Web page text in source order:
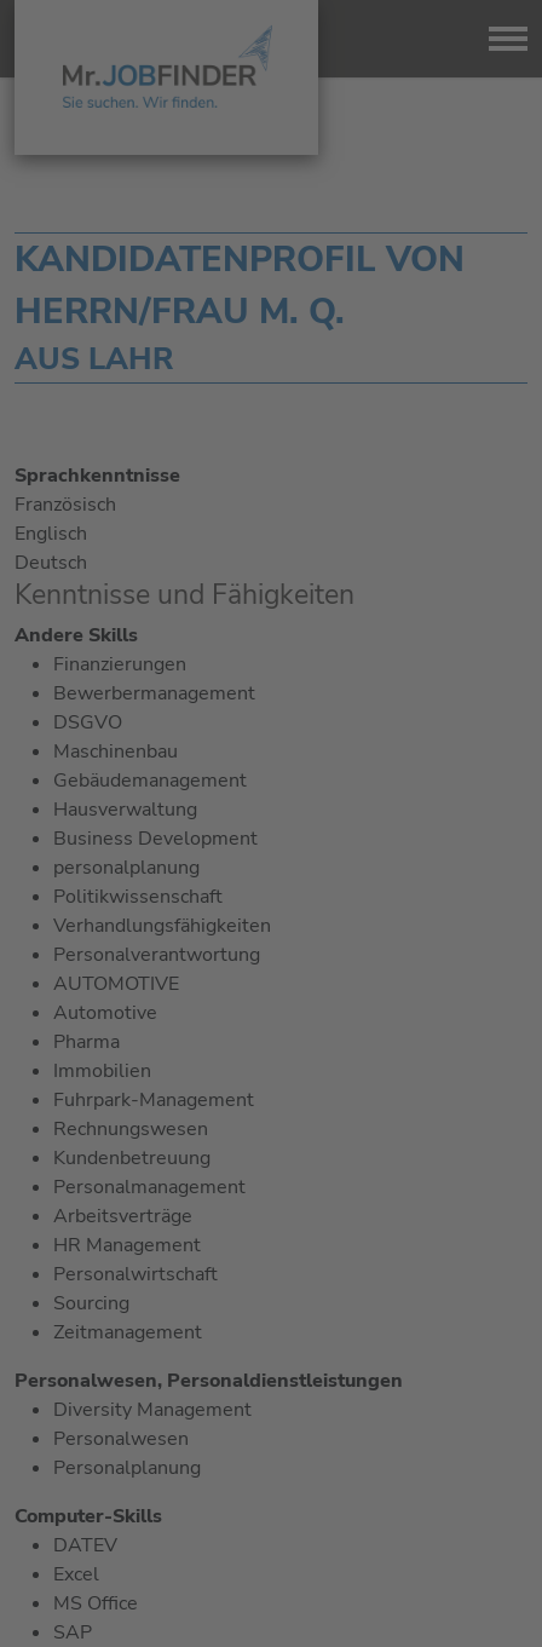
KANDIDATENPROFIL VON
HERRN/FRAU M. Q.
AUS LAHR
Sprachkenntnisse
Französisch
Englisch
Deutsch
Kenntnisse und Fähigkeiten
Andere Skills
Finanzierungen
Bewerbermanagement
DSGVO
Maschinenbau
Gebäudemanagement
Hausverwaltung
Business Development
personalplanung
Politikwissenschaft
Verhandlungsfähigkeiten
Personalverantwortung
AUTOMOTIVE
Automotive
Pharma
Immobilien
Fuhrpark-Management
Rechnungswesen
Kundenbetreuung
Personalmanagement
Arbeitsverträge
HR Management
Personalwirtschaft
Sourcing
Zeitmanagement
Personalwesen, Personaldienstleistungen
Diversity Management
Personalwesen
Personalplanung
Computer-Skills
DATEV
Excel
MS Office
SAP